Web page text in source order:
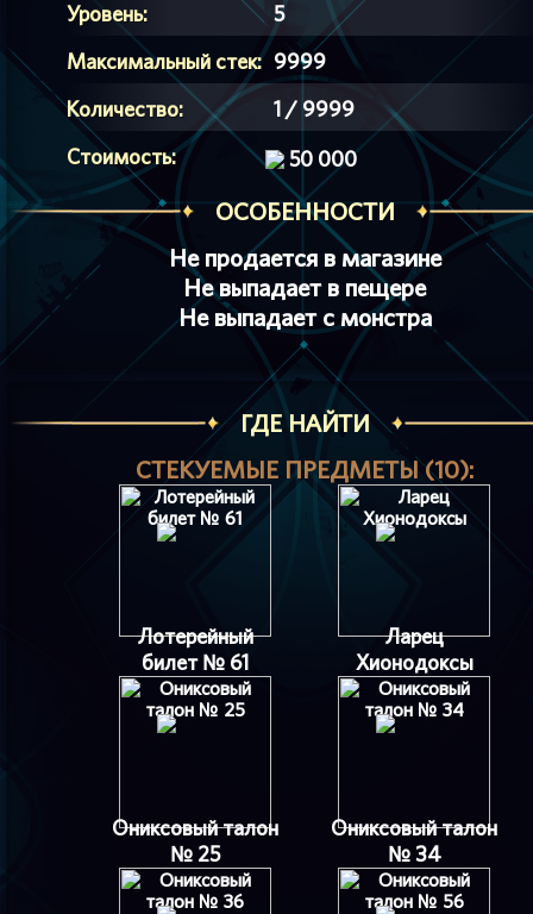
Уровень:
5
Максимальный стек: 9999
Количество:
1 / 9999
Стоимость:
50 000
ОСОБЕННОСТИ
Не продается в магазине
Не выпадает в пещере
Не выпадает с монстра
ГДЕ НАЙТИ
СТЕКУЕМЫЕ ПРЕДМЕТЫ (10):
Лотерейный
билет № 61
Ларец
Хионодоксы
Ониксовый талон
№ 25
Ониксовый талон
№ 34